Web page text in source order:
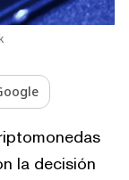
la decisión